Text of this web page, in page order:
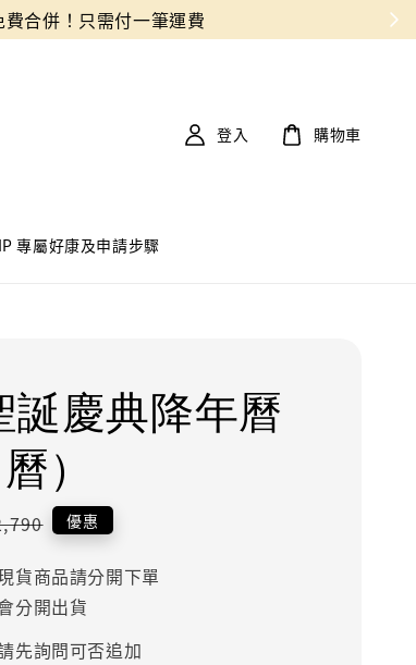
專屬好康及申請步驟
登入 購物車
慶典降年曆
）
優惠
貨商品請分開下單
分開出貨
先詢問可否追加